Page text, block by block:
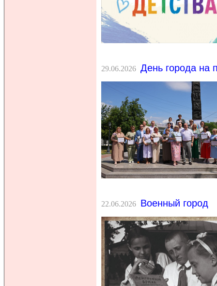
29.06.2026 День города на
22.06.2026 Военный город